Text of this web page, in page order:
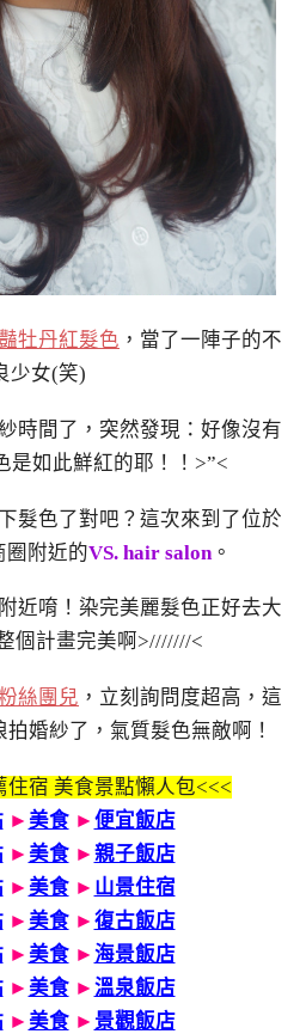
牡丹紅髮色 ，當了一陣子的不
少女(笑)
時間了，突然發現：好像沒有
是如此鮮紅的耶！！>”<
髮色了對吧？這次來到了位於
圈附近的VS. hair salon 。
附近唷！染完美麗髮色正好去大
個計畫完美啊>///////<
絲團兒 ，立刻詢問度超高，這
婚紗了，氣質髮色無敵啊！
住宿 美食景點懶人包<<<
► 美食► 便宜飯店
► 美食► 親子飯店
► 美食► 山景住宿
► 美食► 復古飯店
► 美食► 海景飯店
► 美食► 溫泉飯店
► 美食► 景觀飯店